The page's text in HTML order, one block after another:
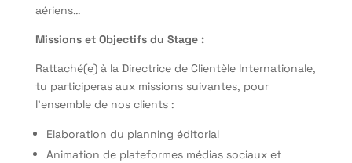
aériens…
Missions et Objectifs du Stage :
Rattaché(e) à la Directrice de Clientèle Internationale,
tu participeras aux missions suivantes, pour
l’ensemble de nos clients :
Elaboration du planning éditorial
Animation de plateformes médias sociaux et